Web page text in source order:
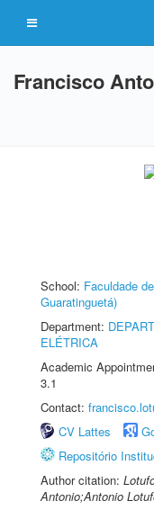
Francisco
School: Faculdade
Guaratinguetá)
Department:
ELÉTRICA
Academic
3.1
Contact:
CV Lattes
Repositório
Author citation:
Antonio;Antonio